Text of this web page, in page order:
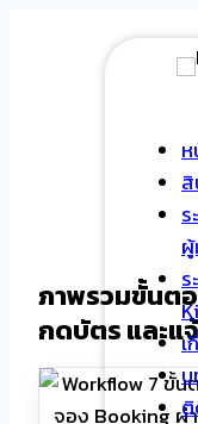
เ
บ
ติ
ภาพรวมขั้นต
กดบัตร และแ